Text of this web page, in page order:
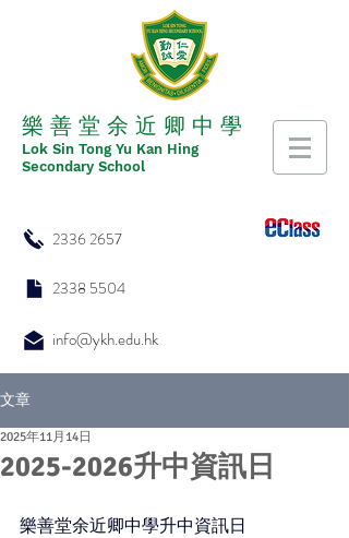
​​樂 善 堂 余 近 卿 中 學
​​Lok Sin Tong Yu Kan Hing
Secondary School
2336 2657
2338 5504
info@ykh.edu.hk
文章
2025-2026升中資訊日
2025年11月14日
樂善堂余近卿中學升中資訊日